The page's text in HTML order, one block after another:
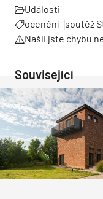
Události
ocenění soutěž
Našli jste chybu
Související